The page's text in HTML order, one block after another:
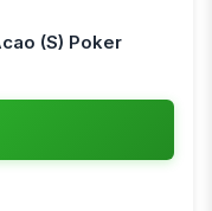
(S) Poker